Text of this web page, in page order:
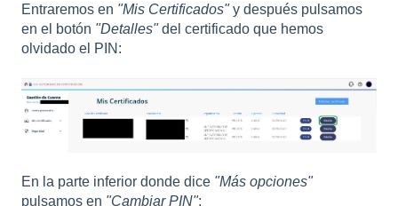
Entraremos en "Mis Certificados"y después pulsamos
en el botón "Detalles"del certificado que hemos
olvidado el PIN:
En la parte inferior donde dice "Más opciones"
pulsamos en "Cambiar PIN":